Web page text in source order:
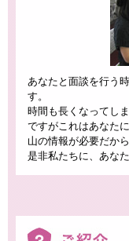
あなたと面談を行う
す。
時間も長くなってし
ですがこれはあなた
山の情報が必要だから
是非私たちに、あな